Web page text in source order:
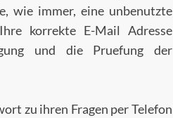
wie immer, eine unbenutzte
korrekte E-Mail Adresse
und die Pruefung der
zu ihren Fragen per Telefon